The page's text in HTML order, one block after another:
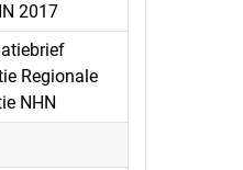
2017
Regionale
NHN